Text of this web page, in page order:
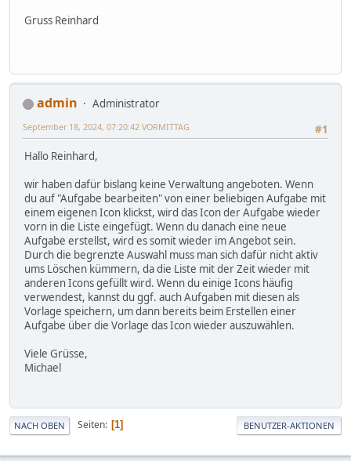
Gruss Reinhard
admin
Administrator
#1
September 18, 2024, 07:20:42 VORMITTAG
Hallo Reinhard,
wir haben dafür bislang keine Verwaltung angeboten. Wenn
du auf "Aufgabe bearbeiten" von einer beliebigen Aufgabe mit
einem eigenen Icon klickst, wird das Icon der Aufgabe wieder
vorn in die Liste eingefügt. Wenn du danach eine neue
Aufgabe erstellst, wird es somit wieder im Angebot sein.
Durch die begrenzte Auswahl muss man sich dafür nicht aktiv
ums Löschen kümmern, da die Liste mit der Zeit wieder mit
anderen Icons gefüllt wird. Wenn du einige Icons häufig
verwendest, kannst du ggf. auch Aufgaben mit diesen als
Vorlage speichern, um dann bereits beim Erstellen einer
Aufgabe über die Vorlage das Icon wieder auszuwählen.
Viele Grüsse,
Michael
NACH OBEN Seiten 1 BENUTZER-AKTIONEN